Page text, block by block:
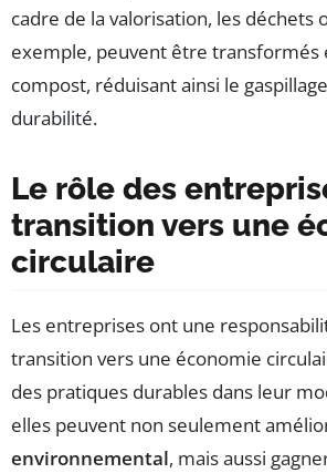
cadre de la valorisation, les déchets
exemple, peuvent être transformés
compost, réduisant ainsi le
durabilité.
Le rôle des
transition vers une
circulaire
Les entreprises ont une
transition vers une économie
des pratiques durables dans leur
elles peuvent non seulement
environnemental, mais aussi